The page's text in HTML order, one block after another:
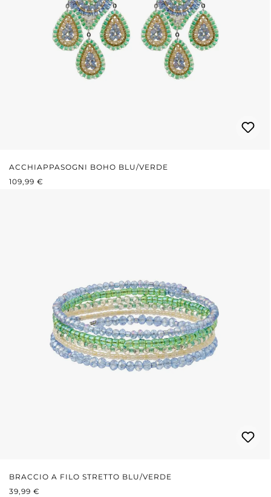
ACCHIAPPASOGNI BOHO BLU/VERDE
PREZZO NORMALE:
109,99 €
BRACCIO A FILO STRETTO BLU/VERDE
PREZZO NORMALE:
39,99 €